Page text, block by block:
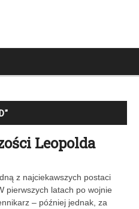
Leopolda
z najciekawszych postaci
pierwszych latach po wojnie
– później jednak, za